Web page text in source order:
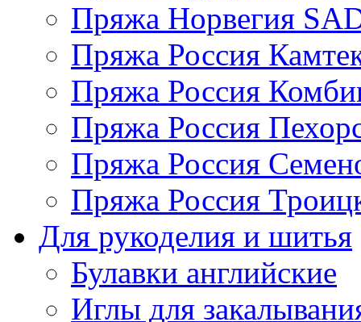
Пряжа Норвегия
Пряжа Россия
Пряжа Россия
Пряжа Россия
Пряжа Россия
Пряжа Россия
Для рукоделия и шитья
Булавки английские
Иглы для